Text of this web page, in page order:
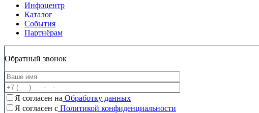
Инфоцентр
Каталог
События
Партнёрам
Обратный звонок
Я согласен на Обработку данных
Я согласен c Политикой конфиденциальности